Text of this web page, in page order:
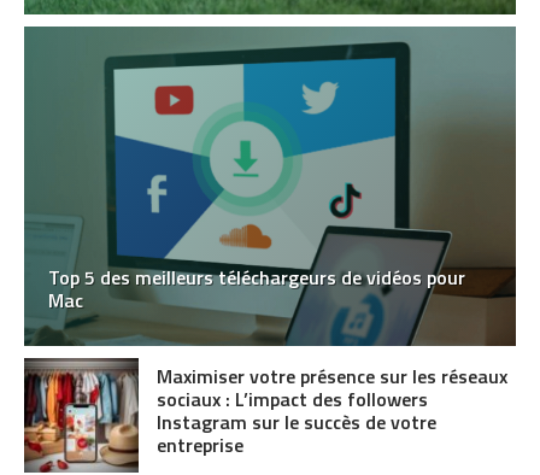
Top 5 des meilleurs téléchargeurs de vidéos pour
Mac
Maximiser votre présence sur les réseaux
sociaux : L’impact des followers
Instagram sur le succès de votre
entreprise